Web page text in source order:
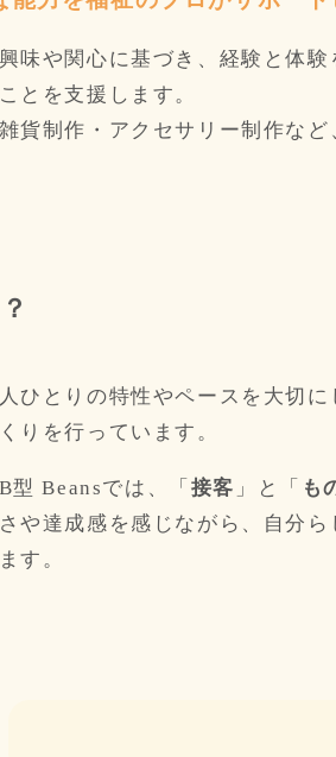
味や関心に基づき、経験と体
とを支援します。
貨制作・アクセサリー制作な
ひとりの特性やペースを大切
りを行っています。
型 Beansでは、「 接客 」と「 も
や達成感を感じながら、自分ら
す。